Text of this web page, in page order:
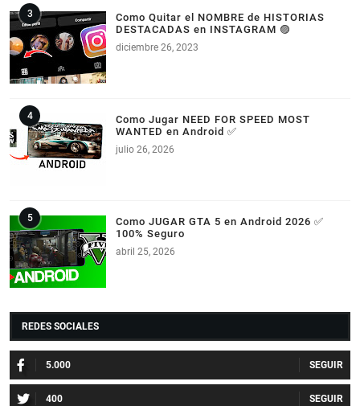
Como Quitar el NOMBRE de HISTORIAS
DESTACADAS en INSTAGRAM 🟣
diciembre 26, 2023
Como Jugar NEED FOR SPEED MOST
WANTED en Android ✅
julio 26, 2026
Como JUGAR GTA 5 en Android 2026 ✅
100% Seguro
abril 25, 2026
REDES SOCIALES
5.000
400